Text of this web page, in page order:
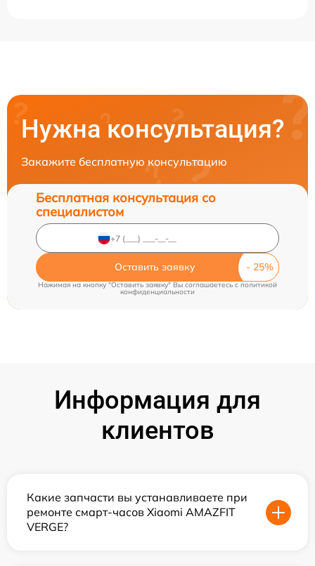
Нужна консультация?
Закажите бесплатную консультацию
Бесплатная консультация со
специалистом
Оставить заявку
Нажимая на кнопку "Оставить заявку" Вы соглашаетесь cполитикой
конфиденциальности
Информация для
клиентов
Какие запчасти вы устанавливаете при
ремонте смарт-часов Xiaomi AMAZFIT
VERGE?